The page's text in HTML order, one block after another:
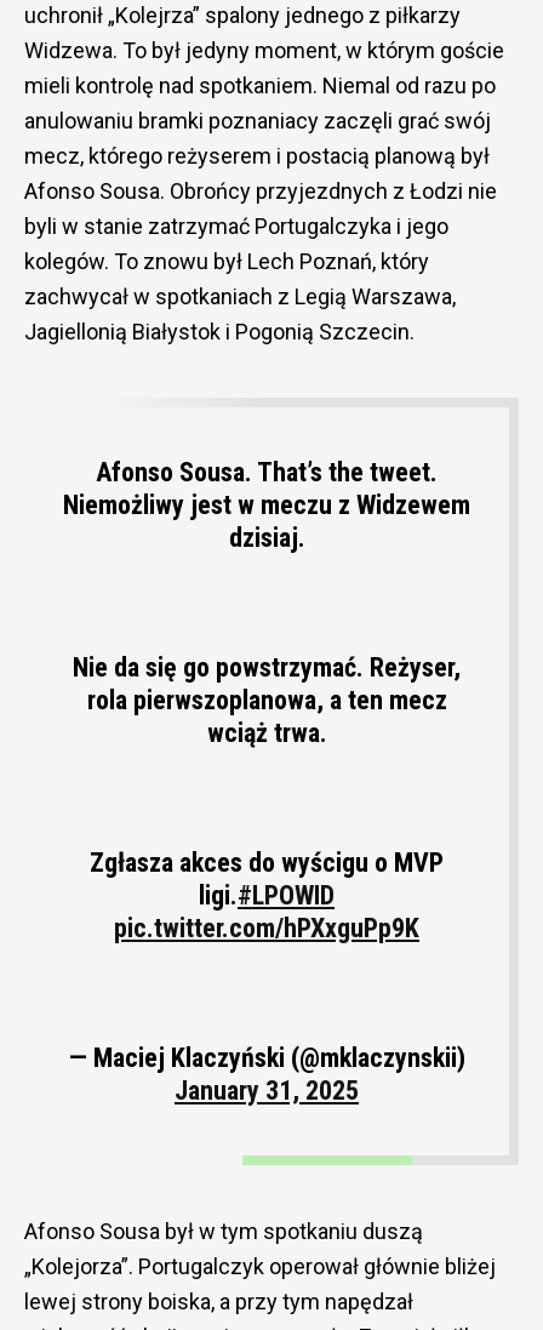
uchronił „Kolejrza” spalony jednego z piłkarzy
Widzewa. To był jedyny moment, w którym goście
mieli kontrolę nad spotkaniem. Niemal od razu po
anulowaniu bramki poznaniacy zaczęli grać swój
mecz, którego reżyserem i postacią planową był
Afonso Sousa. Obrońcy przyjezdnych z Łodzi nie
byli w stanie zatrzymać Portugalczyka i jego
kolegów. To znowu był Lech Poznań, który
zachwycał w spotkaniach z Legią Warszawa,
Jagiellonią Białystok i Pogonią Szczecin.
Afonso Sousa. That’s the tweet.
Niemożliwy jest w meczu z Widzewem
dzisiaj.
Nie da się go powstrzymać. Reżyser,
rola pierwszoplanowa, a ten mecz
wciąż trwa.
Zgłasza akces do wyścigu o MVP
ligi.#LPOWID
pic.twitter.com/hPXxguPp9K
— Maciej Klaczyński (@mklaczynskii)
January 31, 2025
Afonso Sousa był w tym spotkaniu duszą
„Kolejorza”. Portugalczyk operował głównie bliżej
lewej strony boiska, a przy tym napędzał